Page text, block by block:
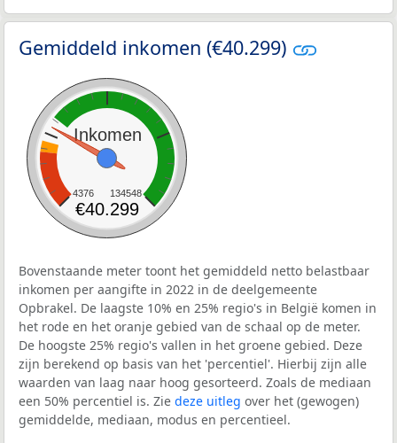
Gemiddeld inkomen (€40.299)
Inkomen
4376 134548
€40.299
Bovenstaande meter toont het gemiddeld netto belastbaar
inkomen per aangifte in 2022 in de deelgemeente
Opbrakel. De laagste 10% en 25% regio's in België komen in
het rode en het oranje gebied van de schaal op de meter.
De hoogste 25% regio's vallen in het groene gebied. Deze
zijn berekend op basis van het 'percentiel'. Hierbij zijn alle
waarden van laag naar hoog gesorteerd. Zoals de mediaan
een 50% percentiel is. Zie deze uitleg over het (gewogen)
gemiddelde, mediaan, modus en percentieel.